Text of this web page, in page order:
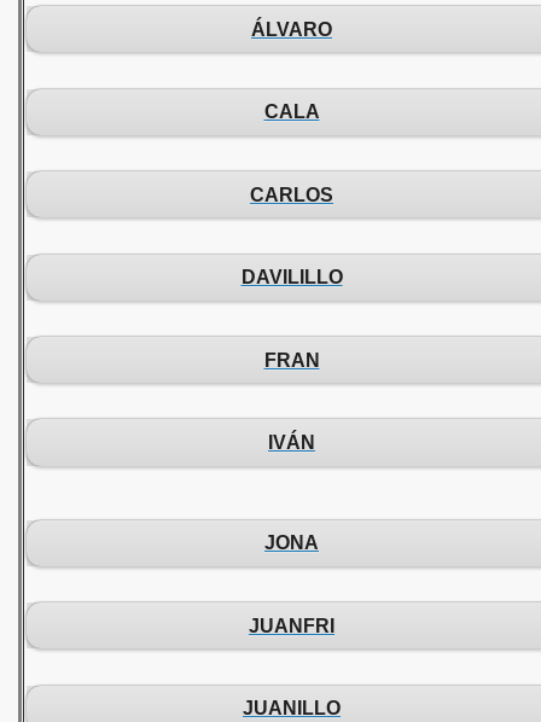
ÁLVARO
CALA
CARLOS
DAVILILLO
FRAN
IVÁN
JONA
JUANFRI
JUANILLO